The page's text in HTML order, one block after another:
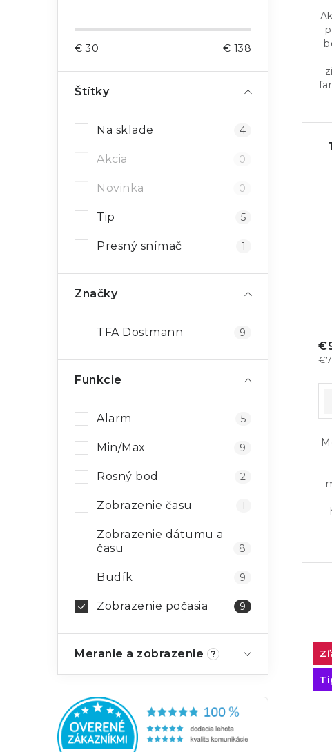
€30 € 138
Štítky
Na sklade 4
Akcia 0
Novinka 0
Tip 5
Presný snímač 1
Značky
TFA Dostmann 9
Funkcie
Alarm 5
Min/Max 9
Rosný bod 2
Zobrazenie času 1
Zobrazenie dátumu a
času
8
Budík 9
Zobrazenie počasia 9
Meranie a zobrazenie ?